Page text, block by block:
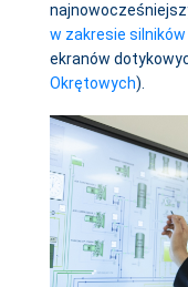
w zakresie
ekranów
Okrętowych).